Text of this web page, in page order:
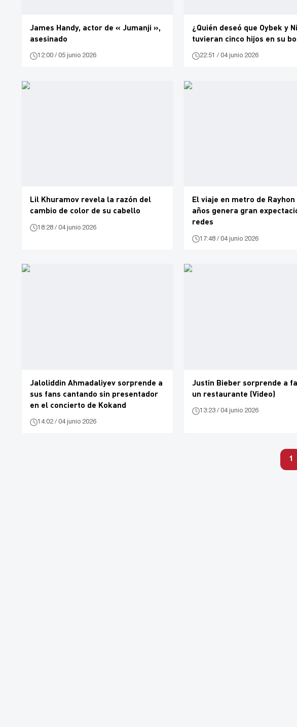
James Handy, actor de « Jumanji »,
asesinado
12:00 / 05 junio 2026
¿Quién deseó que Oybek y
tuvieran cinco hijos en su
22:51 / 04 junio 2026
Lil Khuramov revela la razón del
cambio de color de su cabello
18:28 / 04 junio 2026
El viaje en metro de
años genera gran
redes
17:48 / 04 junio 2026
Jaloliddin Ahmadaliyev sorprende a
sus fans cantando sin presentador
en el concierto de Kokand
14:02 / 04 junio 2026
Justin Bieber sorprende a
un restaurante (Video)
13:23 / 04 junio 2026
1